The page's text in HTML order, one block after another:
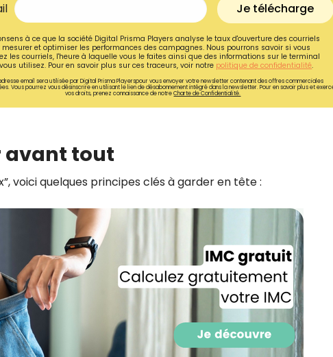
Je télécharge
à ce que la société Digital Prisma Players analyse le taux d'ouverture des courriels
mesurer et optimiser les performances des campagnes. Nous pourrons savoir si vous
les courriels, l'heure à laquelle vous le faites ainsi que des informations sur le terminal
utilisez. Pour en savoir plus sur ces traceurs, voir notre politique de confidentialité.
email sera utilisée par Digital Prisma Playerspour vous envoyer votre newsletter contenant des offres commerciales
Vous pourrez vous désinscrire en utilisant le lien de désabonnement intégré dans la newsletter. Pour en savoir plus et
vos droits, prenez connaissance de notreCharte de Confidentialité.
avant tout
voici quelques principes clés à garder en tête :